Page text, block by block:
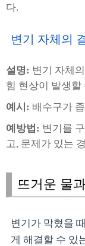
다.
변기 자체의
설명: 변기 자체
힘 현상이 발생할
예시: 배수구가
예방법: 변기를
고, 문제가 있는
뜨거운 물
변기가 막혔을
게 해결할 수 있